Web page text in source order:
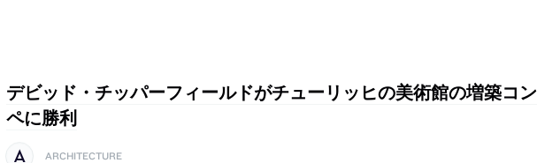
デビッド・チッパーフィールドがチューリッヒの美術館の増築コン
ペに勝利
ARCHITECTURE